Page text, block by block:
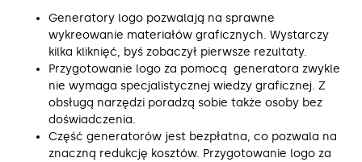
Generatory logo pozwalają na sprawne
wykreowanie materiałów graficznych. Wystarczy
kilka kliknięć, byś zobaczył pierwsze rezultaty.
Przygotowanie logo za pomocą generatora zwykle
nie wymaga specjalistycznej wiedzy graficznej. Z
obsługą narzędzi poradzą sobie także osoby bez
doświadczenia.
Część generatorów jest bezpłatna, co pozwala na
znaczną redukcję kosztów. Przygotowanie logo za